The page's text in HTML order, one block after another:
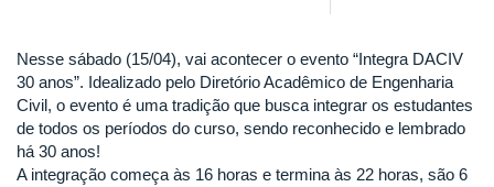
Nesse sábado (15/04), vai acontecer o evento “Integra DACIV
30 anos”. Idealizado pelo Diretório Acadêmico de Engenharia
Civil, o evento é uma tradição que busca integrar os estudantes
de todos os períodos do curso, sendo reconhecido e lembrado
há 30 anos!
A integração começa às 16 horas e termina às 22 horas, são 6